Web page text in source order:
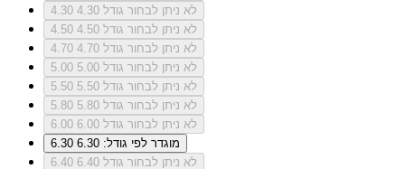
4.30
לא ניתן לבחור גודל 4.30
4.50
לא ניתן לבחור גודל 4.50
4.70
לא ניתן לבחור גודל 4.70
5.00
לא ניתן לבחור גודל 5.00
5.50
לא ניתן לבחור גודל 5.50
5.80
לא ניתן לבחור גודל 5.80
6.00
לא ניתן לבחור גודל 6.00
6.30
מוגדר לפי גודל: 6.30
6.40
לא ניתן לבחור גודל 6.40